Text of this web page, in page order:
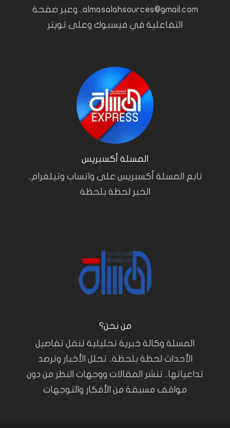
almasalahsources@gmail.com.. وعبر صفحة
التفاعلية في فيسبوك وعلى تويتر
المسلة أكسبريس
تابع المسلة أكسبريس على واتساب وتيلغرام..
الخبر لحظة بلحظة
من نحن؟
المسلة وكالة خبرية تحليلية تنقل تفاصيل
الأحداث لحظة بلحظة.. تحلل الأخبار وترصد
تداعياتها.. تنشر المقالات ووجهات النظر من دون
مواقف مسبقة من الأفكار والتوجهات